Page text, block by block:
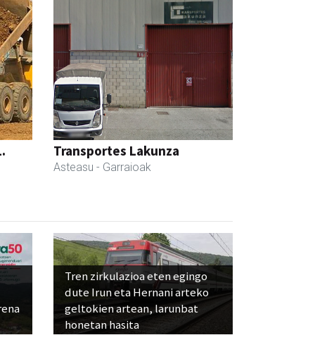
Transportes Lakunza
Asteasu - Garraioak
Tren zirkulazioa eten egingo
dute Irun eta Hernani arteko
geltokien artean, larunbat
honetan hasita